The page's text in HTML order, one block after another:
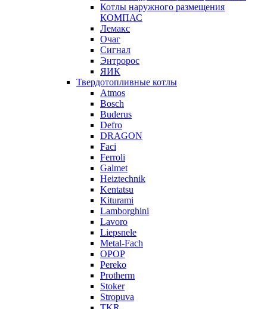
Котлы наружного размещения
КОМПАС
Лемакс
Очаг
Сигнал
Энтророс
ЯИК
Твердотопливные котлы
Atmos
Bosch
Buderus
Defro
DRAGON
Faci
Ferroli
Galmet
Heiztechnik
Kentatsu
Kiturami
Lamborghini
Lavoro
Liepsnele
Metal-Fach
OPOP
Pereko
Protherm
Stoker
Stropuva